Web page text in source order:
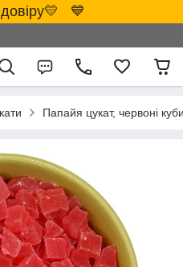
💙
Папайя цукат, червоні